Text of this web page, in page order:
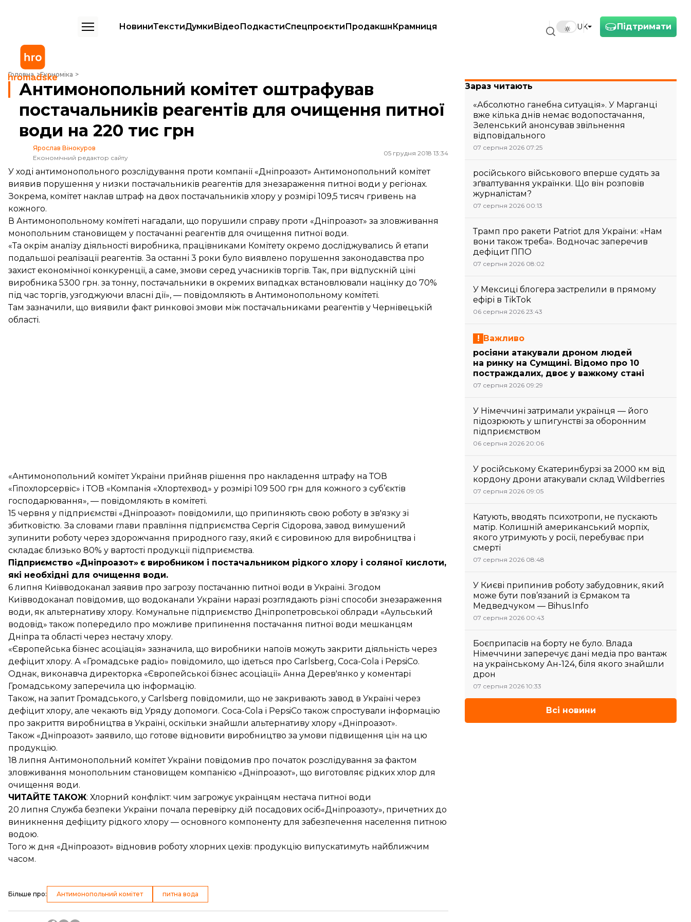
Підтримати
UK
НовиниТекстиДумкиВідеоПодкастиСпецпроєктиПродакшнКрамниця
Головна Економіка
Антимонопольний комітет оштрафував постачальників реагентів для очищення питної води на 220 тис грн
Антимонопольний комітет оштрафував
постачальників реагентів для очищення питної
води на 220 тис грн
Ярослав Вінокуров
Економічний редактор сайту
05 грудня 2018 13:34
У ході антимонопольного розслідування проти компанії «Дніпроазот» Антимонопольний комітет
виявив порушення у низки постачальників реагентів для знезараження питної води у регіонах.
Зокрема, комітет наклав штраф на двох постачальників хлору у розмірі 109,5 тисяч гривень на
кожного.
В Антимонопольному комітеті нагадали, що порушили справу проти «Дніпроазот» за зловживання
монопольним становищем у постачанні реагентів для очищення питної води.
«Та окрім аналізу діяльності виробника, працівниками Комітету окремо досліджувались й етапи
подальшої реалізації реагентів. За останні 3 роки було виявлено порушення законодавства про
захист економічної конкуренції, а саме, змови серед учасників торгів. Так, при відпускній ціні
виробника 5300 грн. за тонну, постачальники в окремих випадках встановлювали націнку до 70%
під час торгів, узгоджуючи власні дії», — повідомляють в Антимонопольному комітеті.
Там зазначили, що виявили факт ринкової змови між постачальниками реагентів у Чернівецькій
області.
«Антимонопольний комітет України прийняв рішення про накладення штрафу на ТОВ
«Гіпохлорсервіс» і ТОВ «Компанія «Хлортехвод» у розмірі 109 500 грн для кожного з суб’єктів
господарювання», — повідомляють в комітеті.
15 червня у підприємстві «Дніпроазот» повідомили, що припиняють свою роботу в зв'язку зі
збитковістю. За словами глави правління підприємства Сергія Сідорова, завод вимушений
зупинити роботу через здорожчання природного газу, який є сировиною для виробництва і
складає близько 80% у вартості продукції підприємства.
Підприємство «Дніпроазот​»​ є виробником і постачальником рідкого хлору і соляної кислоти,
які необхідні для очищення води.
6 липня Київводоканал заявив про загрозу постачанню питної води в Україні. Згодом
Київводоканал повідомив, що водоканали України наразі розглядають різні способи знезараження
води, як альтернативу хлору. Комунальне підприємство Дніпропетровської облради «Аульський
водовід» також попередило про можливе припинення постачання питної води мешканцям
Дніпра та області через нестачу хлору.
«Європейська бізнес асоціація» зазначила, що виробники напоїв можуть закрити діяльність через
дефіцит хлору. А «Громадське радіо» повідомило, що ідеться про Carlsberg, Coca-Cola і PepsiCo.
Однак, виконавча директорка «Європейської бізнес асоціації» Анна Дерев'янко у коментарі
Громадському заперечила цю інформацію.
Також, на запит Громадського, у Carlsberg повідомили, що не закривають завод в Україні через
дефіцит хлору, але чекають від Уряду допомоги. Coca-Cola і PepsiCo також спростували інформацію
про закриття виробництва в Україні, оскільки знайшли альтернативу хлору «Дніпроазот».
Також «Дніпроазот» заявило, що готове відновити виробництво за умови підвищення цін на цю
продукцію.
18 липня Антимонопольний комітет України повідомив про початок розслідування за фактом
зловживання монопольним становищем компанією «Дніпроазот», що виготовляє рідких хлор для
очищення води.
ЧИТАЙТЕ ТАКОЖ: Хлорний конфлікт: чим загрожує українцям нестача питної води
20 липня Служба безпеки України почала перевірку дій посадових осіб«Дніпроазоту», причетних до
виникнення дефіциту рідкого хлору — основного компоненту для забезпечення населення питною
водою.
Того ж дня «Дніпроазот» відновив роботу хлорних цехів: продукцію випускатимуть найближчим
часом.
Більше про: Антимонопольний комітет питна вода
Зараз читають
«Абсолютно ганебна ситуація». У Марганці
вже кілька днів немає водопостачання,
Зеленський анонсував звільнення
відповідального
07 серпня 2026 07:25
російського військового вперше судять за
зґвалтування українки. Що він розповів
журналістам?
07 серпня 2026 00:13
Трамп про ракети Patriot для України: «Нам
вони також треба». Водночас заперечив
дефіцит ППО
07 серпня 2026 08:02
У Мексиці блогера застрелили в прямому
ефірі в TikTok
06 серпня 2026 23:43
Важливо
росіяни атакували дроном людей
на ринку на Сумщині. Відомо про 10
постраждалих, двоє у важкому стані
07 серпня 2026 09:29
У Німеччині затримали українця — його
підозрюють у шпигунстві за оборонним
підприємством
06 серпня 2026 20:06
У російському Єкатеринбурзі за 2000 км від
кордону дрони атакували склад Wildberries
07 серпня 2026 09:05
Катують, вводять психотропи, не пускають
матір. Колишній американський морпіх,
якого утримують у росії, перебуває при
смерті
07 серпня 2026 08:48
У Києві припинив роботу забудовник, який
може бути пов’язаний із Єрмаком та
Медведчуком — Bihus.Info
07 серпня 2026 00:43
Боєприпасів на борту не було. Влада
Німеччини заперечує дані медіа про вантаж
на українському Ан-124, біля якого знайшли
дрон
07 серпня 2026 10:33
Всі новини